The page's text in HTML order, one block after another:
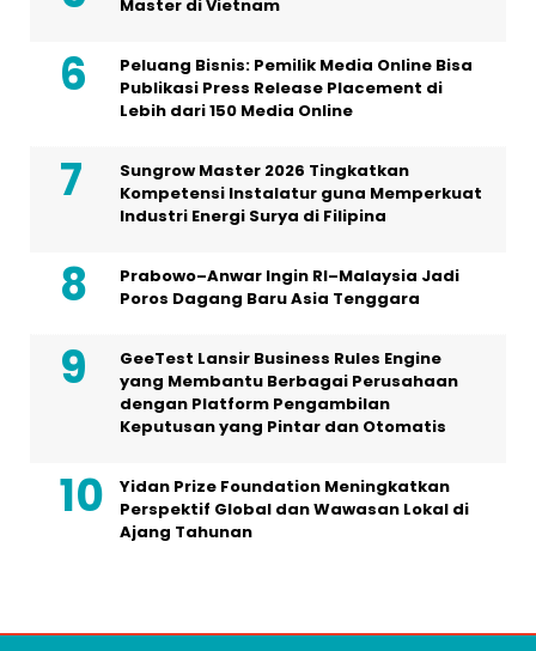
Master di Vietnam
Peluang Bisnis: Pemilik Media Online Bisa
Publikasi Press Release Placement di
Lebih dari 150 Media Online
Sungrow Master 2026 Tingkatkan
Kompetensi Instalatur guna Memperkuat
Industri Energi Surya di Filipina
Prabowo–Anwar Ingin RI–Malaysia Jadi
Poros Dagang Baru Asia Tenggara
GeeTest Lansir Business Rules Engine
yang Membantu Berbagai Perusahaan
dengan Platform Pengambilan
Keputusan yang Pintar dan Otomatis
Yidan Prize Foundation Meningkatkan
Perspektif Global dan Wawasan Lokal di
Ajang Tahunan